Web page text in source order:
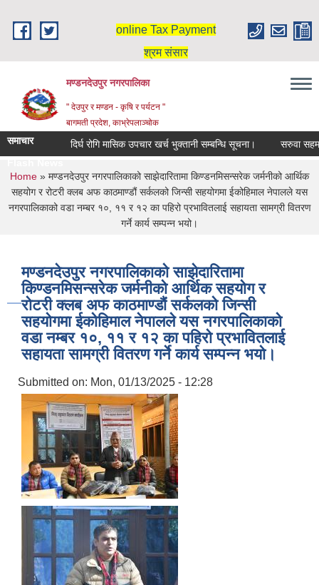
online Tax Payment
श्रम संसार
मण्डनदेउपुर नगरपालिका
" देउपुर र मण्डन - कृषि र पर्यटन "
बागमती प्रदेश, काभ्रेपलाञ्चोक
समाचार दिर्घ रोगि मासिक उपचार खर्च भुक्तानी सम्बन्धि सूचना।
सरुवा
You are here
Home » मण्डनदेउपुर नगरपालिकाको साझेदारितामा किण्डनमिसन्सरेक जर्मनीको आर्थिक
सहयोग र रोटरी क्लब अफ काठमाण्डौं सर्कलको जिन्सी सहयोगमा ईकोहिमाल नेपालले यस
नगरपालिकाको वडा नम्बर १०, ११ र १२ का पहिरो प्रभावितलाई सहायता सामग्री वितरण
गर्ने कार्य सम्पन्‍न भयो।
मण्डनदेउपुर नगरपालिकाको साझेदारितामा
किण्डनमिसन्सरेक जर्मनीको आर्थिक सहयोग र
रोटरी क्लब अफ काठमाण्डौं सर्कलको जिन्सी
सहयोगमा ईकोहिमाल नेपालले यस नगरपालिकाको
वडा नम्बर १०, ११ र १२ का पहिरो प्रभावितलाई
सहायता सामग्री वितरण गर्ने कार्य सम्पन्‍न भयो।
Submitted on: Mon, 01/13/2025 - 12:28